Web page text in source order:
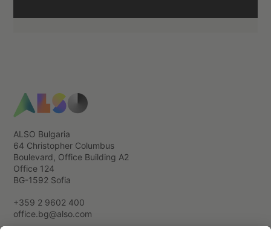
ALSO Bulgaria
64 Christopher Columbus
Boulevard, Office Building А2
Office 124
BG-1592 Sofia
+359 2 9602 400
office.bg@also.com